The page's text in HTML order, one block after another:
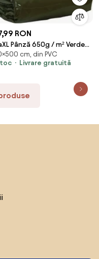
RON
Pânză 650g / m² Verde
5 x 6 m Pânză cu
PVC
cm, din PVC
Livrare gratuită